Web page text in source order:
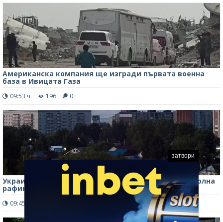
Американска компания ще изгради първата военна
база в Ивицата Газа
09:53 ч. 196 0
Украински дронове атакуваха отново голяма петролна
рафинерия в Русия
09:45 ч.
затвори